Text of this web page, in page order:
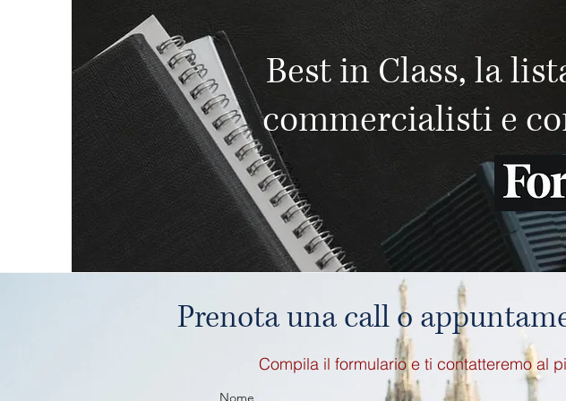
Best in Class, la
commercialisti e
Prenota una call o
Compila il formulario e ti contatteremo al
Nome